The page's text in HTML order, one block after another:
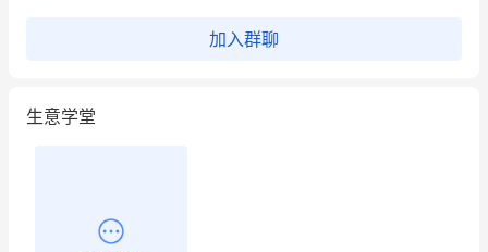
加入群聊
生意学堂